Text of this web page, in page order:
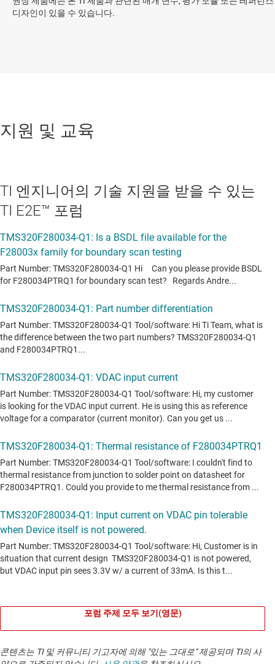
디자인이 있을 수 있습니다.
지원 및 교육
TI 엔지니어의 기술 지원을 받을 수 있는
TI E2E™ 포럼
포럼 주제 모두 보기(영문)
콘텐츠는 TI 및 커뮤니티 기고자에 의해 "있는 그대로" 제공되며 TI의 사